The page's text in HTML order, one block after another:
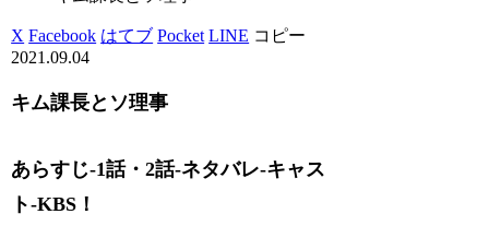
X Facebook はてブ Pocket LINE コピー
2021.09.04
キム課長とソ理事
あらすじ-1話・2話-ネタバレ-キャス
ト-KBS！